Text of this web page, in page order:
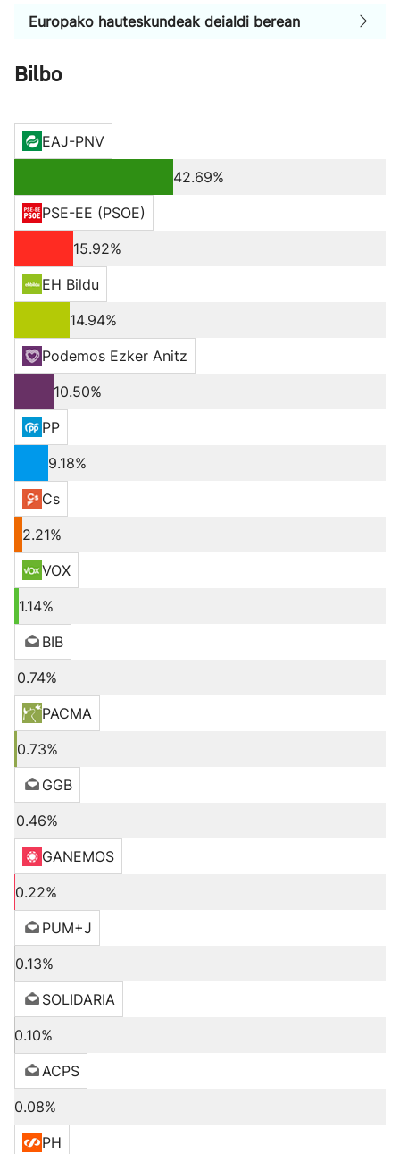
Europako hauteskundeak deialdi berean
Bilbo
EAJ-PNV
42.69%
PSE-EE (PSOE)
15.92%
EH Bildu
14.94%
Podemos Ezker Anitz
10.50%
PP
9.18%
Cs
2.21%
VOX
1.14%
BIB
0.74%
PACMA
0.73%
GGB
0.46%
GANEMOS
0.22%
PUM+J
0.13%
SOLIDARIA
0.10%
ACPS
0.08%
PH